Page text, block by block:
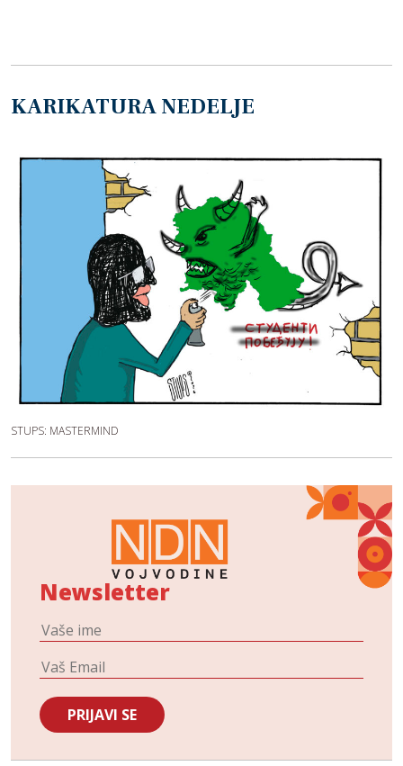
KARIKATURA NEDELJE
STUPS: MASTERMIND
Newsletter